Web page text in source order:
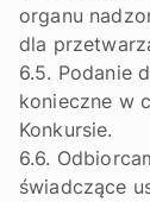
organu
dla
6.5. Podanie
konieczne w
Konkursie.
6.6.
świadczące